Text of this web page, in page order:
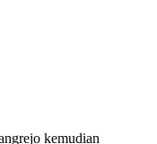
kemudian